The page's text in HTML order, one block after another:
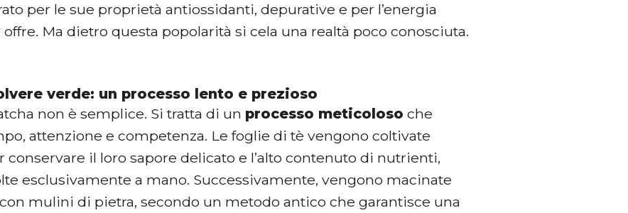
per le sue proprietà antiossidanti, depurative e per l’energia
Ma dietro questa popolarità si cela una realtà poco conosciuta.
verde: un processo lento e prezioso
non è semplice. Si tratta di un processo meticoloso che
attenzione e competenza. Le foglie di tè vengono coltivate
conservare il loro sapore delicato e l’alto contenuto di nutrienti,
esclusivamente a mano. Successivamente, vengono macinate
mulini di pietra, secondo un metodo antico che garantisce una